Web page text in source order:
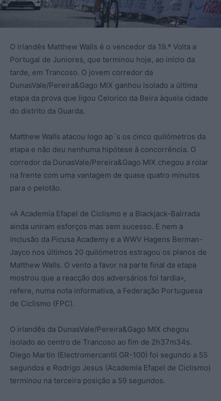
O irlandês Matthew Walls é o vencedor da 19.ª Volta a
Portugal de Juniores, que terminou hoje, ao início da
tarde, em Trancoso. O jovem corredor da
DunasVale/Pereira&Gago MIX ganhou isolado a última
etapa da prova que ligou Celorico da Beira àquela cidade
do distrito da Guarda.
Matthew Walls atacou logo ap´s os cinco quilómetros da
etapa e não deu nenhuma hipótese à concorrência. O
corredor da DunasVale/Pereira&Gago MIX chegou a rolar
na frente com uma vantagem de quase quatro minutos
para o pelotão.
«A Academia Efapel de Ciclismo e a Blackjack-Bairrada
ainda uniram esforços mas sem sucesso. E nem a
inclusão da Picusa Academy e a WWV Hagens Berman-
Jayco nos últimos 20 quilómetros estragou os planos de
Matthew Walls. O vento a favor na parte final da etapa
mostrou que a reacção dos adversários foi tardia»,
refere, numa nota informativa, a Federação Portuguesa
de Ciclismo (FPC).
O irlandês da DunasVale/Pereira&Gago MIX chegou
isolado ao centro de Trancoso ao fim de 2h37m34s.
Diego Martin (Electromercantil GR-100) foi segundo a 55
segundos e Rodrigo Jesus (Academia Efapel de Ciclismo)
terminou na terceira posição a 59 segundos.